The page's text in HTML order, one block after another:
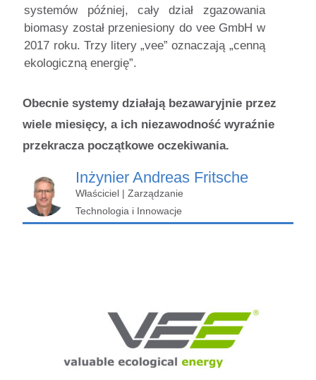
systemów później, cały dział zgazowania
biomasy został przeniesiony do vee GmbH w
2017 roku. Trzy litery „vee” oznaczają „cenną
ekologiczną energię”.
Obecnie systemy działają bezawaryjnie przez
wiele miesięcy, a ich niezawodność wyraźnie
przekracza początkowe oczekiwania.
Inżynier Andreas Fritsche
Właściciel | Zarządzanie
Technologia i Innowacje